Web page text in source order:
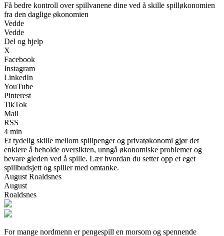
Få bedre kontroll over spillvanene dine ved å skille spilløkonomien
fra den daglige økonomien
Vedde
Vedde
Del og hjelp
X
Facebook
Instagram
LinkedIn
YouTube
Pinterest
TikTok
Mail
RSS
4 min
Et tydelig skille mellom spillpenger og privatøkonomi gjør det
enklere å beholde oversikten, unngå økonomiske problemer og
bevare gleden ved å spille. Lær hvordan du setter opp et eget
spillbudsjett og spiller med omtanke.
August Roaldsnes
August
Roaldsnes
For mange nordmenn er pengespill en morsom og spennende